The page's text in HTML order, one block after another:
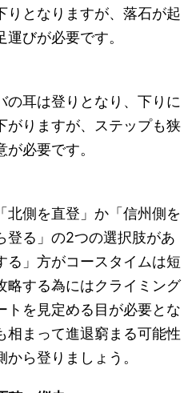
りとなりますが、落石が起
びが必要です。
の耳は登りとなり、下りに
がりますが、ステップも狭
必要です。
北側を直登」か「信州側を
登る」の2つの選択肢があ
る」方がコースタイムは短
略する為にはクライミング
トを見定める目が必要とな
相まって進退窮まる可能性
ら登りましょう。